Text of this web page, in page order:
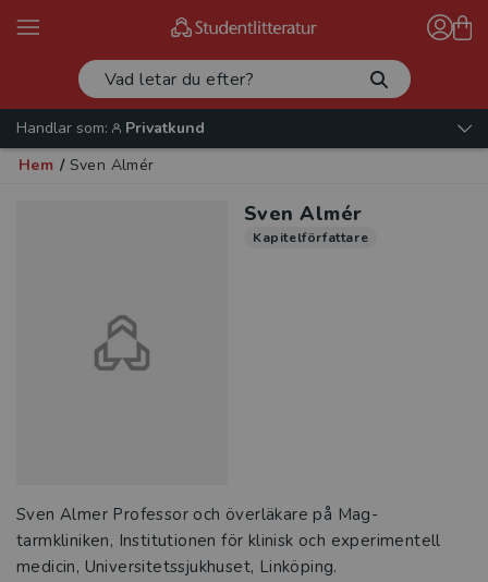
Handlar som:
Privatkund
Hem / Sven Almér
Sven Almér
Kapitelförfattare
Sven Almer Professor och överläkare på Mag-
tarmkliniken, Institutionen för klinisk och experimentell
medicin, Universitetssjukhuset, Linköping.